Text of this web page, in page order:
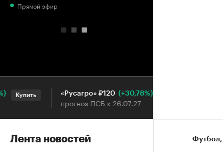
Футбол⁠,
Прямой эфир
Купить «Русагро» ₽120 (+30,78%)
прогноз ПСБ к 26.07.27
Купить
Лента новостей